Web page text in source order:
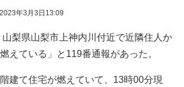
2023年3月3日13:09
梨県山梨市上神内川付近で近隣住人か
えている」と119番通報があった。
建て住宅が燃えていて、13時00分現